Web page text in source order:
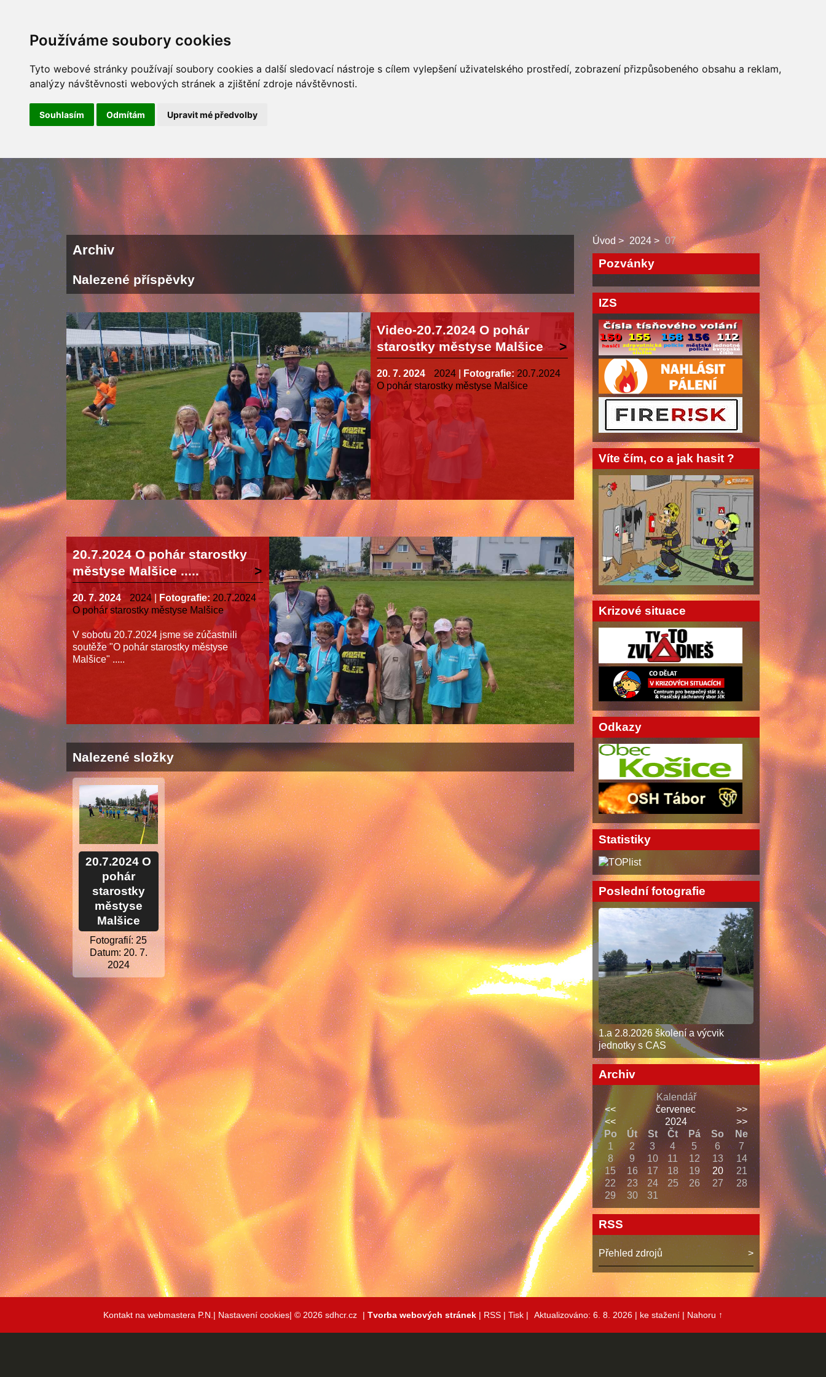
Používáme soubory cookies
Tyto webové stránky používají soubory cookies a další sledovací nástroje s cílem vylepšení uživatelského prostředí, zobrazení přizpůsobeného obsahu a reklam,
analýzy návštěvnosti webových stránek a zjištění zdroje návštěvnosti.
Souhlasím Odmítám Upravit mé předvolby
ÚVOD NOVINKY
Archiv
Nalezené příspěvky
Video-20.7.2024 O pohár
starostky městyse Malšice
20. 7. 2024 2024 Fotografie: 20.7.2024
O pohár starostky městyse Malšice
20.7.2024 O pohár starostky
městyse Malšice .....
20. 7. 2024 2024 Fotografie: 20.7.2024
O pohár starostky městyse Malšice
V sobotu 20.7.2024 jsme se zúčastnili
soutěže "O pohár starostky městyse
Malšice" .....
Nalezené složky
20.7.2024 O
pohár
starostky
městyse
Malšice
Fotografií:25
Datum: 20. 7.
2024
Úvod 2024 07
Pozvánky
IZS
Víte čím, co a jak hasit ?
Krizové situace
Odkazy
Statistiky
Poslední fotografie
1.a 2.8.2026 školení a výcvik
jednotky s CAS
Archiv
Kalendář
<<
červenec
>>
<<
2024
>>
Po
Út St Čt Pá So
Ne
1
2 3 4 5 6
7
8
9 10 11 12 13
14
15
16 17 18 19 20
21
22
23 24 25 26 27
28
29
30 31
RSS
Přehled zdrojů
Kontakt na webmastera P.N.| Nastavení cookies| © 2026 sdhcr.cz | Tvorba webových stránek | RSS | Tisk | Aktualizováno: 6. 8. 2026 | ke stažení | Nahoru ↑